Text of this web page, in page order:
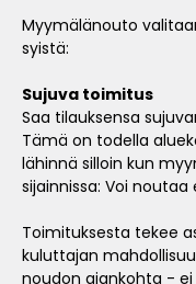
Myymälänouto
syistä:
Sujuva toimitus
Saa tilauksensa
Tämä on todella
lähinnä silloin kun
sijainnissa: Voi
Toimituksesta tekee
kuluttajan
noudon ajankohta -